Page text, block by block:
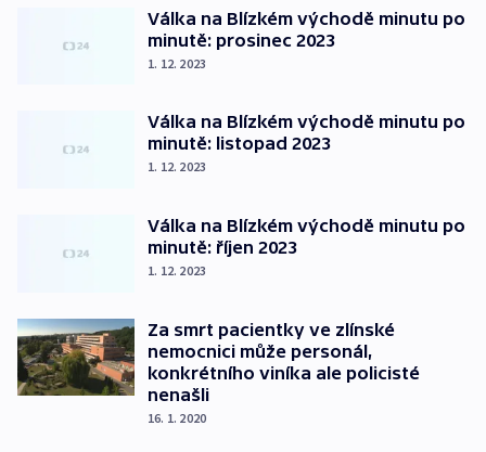
Válka na Blízkém východě minutu po
minutě: prosinec 2023
1. 12. 2023
Válka na Blízkém východě minutu po
minutě: listopad 2023
1. 12. 2023
Válka na Blízkém východě minutu po
minutě: říjen 2023
1. 12. 2023
Za smrt pacientky ve zlínské
nemocnici může personál,
konkrétního viníka ale policisté
nenašli
16. 1. 2020